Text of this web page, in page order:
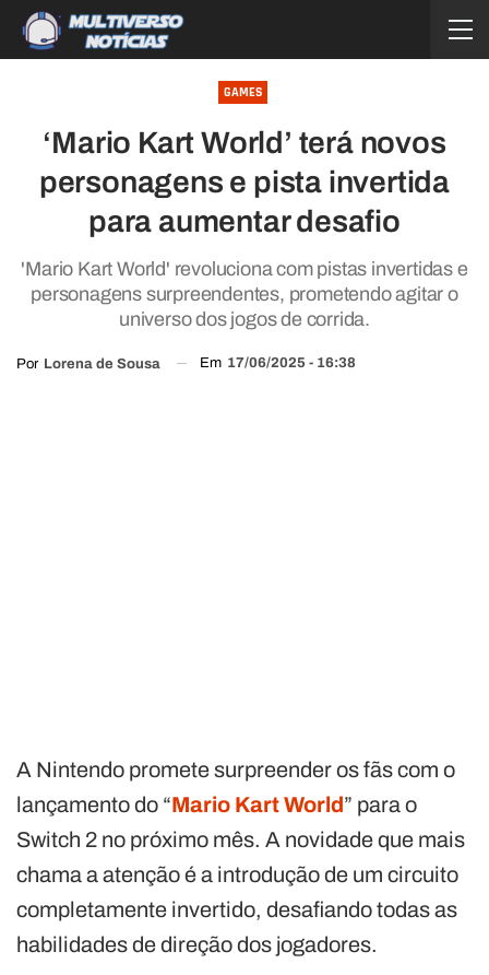
GAMES
‘Mario Kart World’ terá novos
personagens e pista invertida
para aumentar desafio
'Mario Kart World' revoluciona com pistas invertidas e
personagens surpreendentes, prometendo agitar o
universo dos jogos de corrida.
Por Lorena de Sousa Em 17/06/2025 - 16:38
A Nintendo promete surpreender os fãs com o
lançamento do “Mario Kart World” para o
Switch 2 no próximo mês. A novidade que mais
chama a atenção é a introdução de um circuito
completamente invertido, desafiando todas as
habilidades de direção dos jogadores.